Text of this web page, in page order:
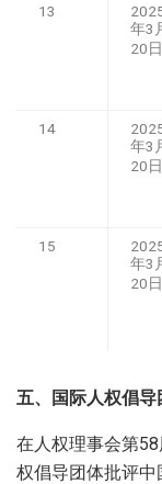
13
年3
20日
14
年3
20日
15
年3
20日
五、国际人权倡
在人权理事会第
权倡导团体批评